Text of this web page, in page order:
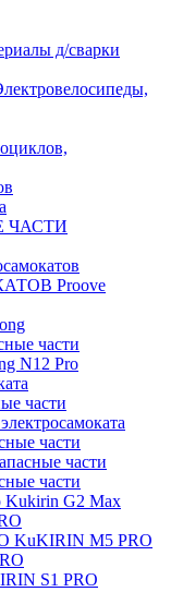
д/сварки
ЧАСТИ
Proove
части
N12 Pro
части
части
части
части
Kukirin G2 Max
KuKIRIN M5 PRO
S1 PRO